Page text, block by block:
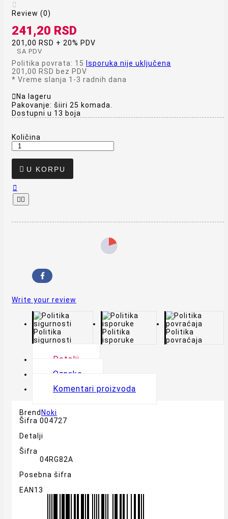

Review (0)
241,20 RSD
201,00 RSD + 20% PDV
SA PDV
Politika povrata: 15
Isporuka nije uključena
201,00 RSD bez PDV
* Vreme slanja 1-3 radnih dana
 Na lageru
Pakovanje: šiiri 25 komada.
Dostupni u 13 boja
Količina
 U KORPU

 
Write your review
Politika
sigurnosti
Politika
isporuke
Politika
povraćaja
Detalji
Oznake
Komentari proizvoda
Brend Noki
Šifra 004727
Detalji
Šifra
04RG82A
Posebna šifra
EAN13